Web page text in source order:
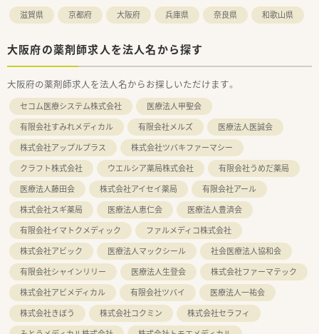
滋賀県 京都府 大阪府 兵庫県 奈良県 和歌山県
大阪府の薬剤師求人を法人名から探す
大阪府の薬剤師求人を法人名からお探しいただけます。
セコム医療システム株式会社
医療法人甲聖会
有限会社すみれメディカル
有限会社メルズ
医療法人医誠会
株式会社アップルプラス
株式会社ツバキファーマシー
クラフト株式会社
ウエルシア薬局株式会社
有限会社うめだ薬局
医療法人藤田会
株式会社アイセイ薬局
有限会社アール
株式会社スギ薬局
医療法人恵仁会
医療法人豊済会
有限会社イマトクメディック
ファルメディコ株式会社
株式会社アビック
医療法人マックシール
社会医療法人協和会
有限会社シャインリリー
医療法人生登会
株式会社ファーマテック
株式会社アビメディカル
有限会社ツバイ
医療法人一祐会
株式会社きぼう
株式会社コクミン
株式会社セラフィ